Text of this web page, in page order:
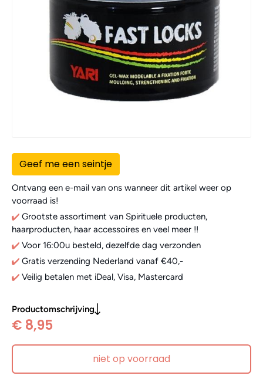
Geef me een seintje
Ontvang een e-mail van ons wanneer dit artikel weer op
voorraad is!
Grootste assortiment van Spirituele producten,
haarproducten, haar accessoires en veel meer !!
Voor 16:00u besteld, dezelfde dag verzonden
Gratis verzending Nederland vanaf €40,-
Veilig betalen met iDeal, Visa, Mastercard
Productomschrijving
€ 8,95
niet op voorraad